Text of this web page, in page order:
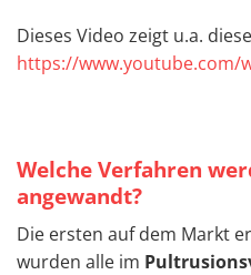
Dieses Video zeigt u.a.
https://www.youtube.com/
Welche Verfahren
angewandt?
Die ersten auf dem Markt
wurden alle im